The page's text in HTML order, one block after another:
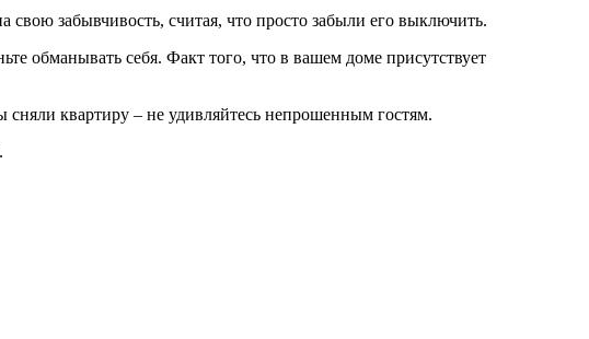
забывчивость, считая, что просто забыли его выключить.
обманывать себя. Факт того, что в вашем доме присутствует
квартиру – не удивляйтесь непрошенным гостям.